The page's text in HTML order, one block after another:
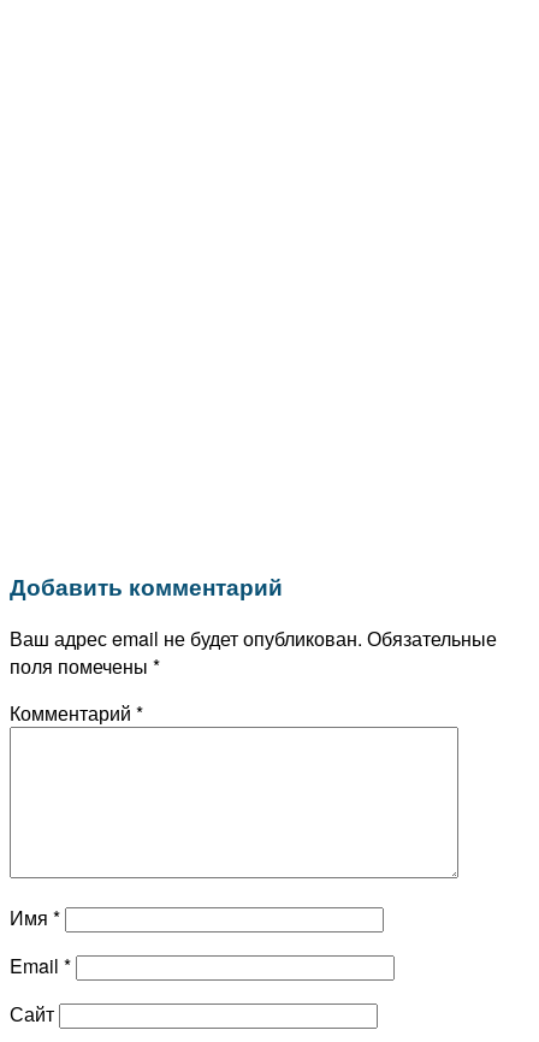
Добавить комментарий
Ваш адрес email не будет опубликован. Обязательные
поля помечены *
Комментарий *
Имя *
Email *
Сайт